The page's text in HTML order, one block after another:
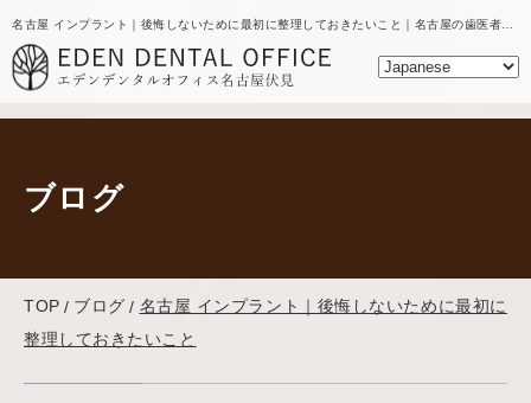
ブログ
TOP ブログ
名古屋 インプラント｜後悔しないために最初に
整理しておきたいこと